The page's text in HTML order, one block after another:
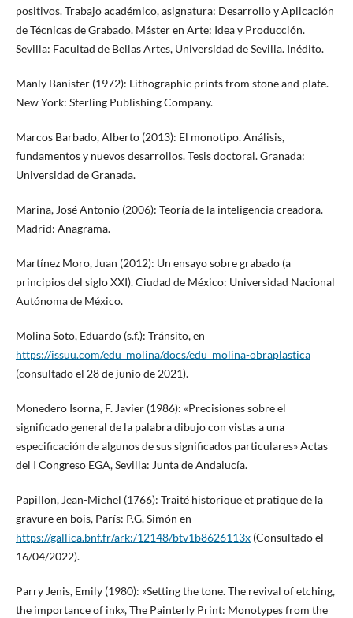
positivos. Trabajo académico, asignatura: Desarrollo y Aplicación
de Técnicas de Grabado. Máster en Arte: Idea y Producción.
Sevilla: Facultad de Bellas Artes, Universidad de Sevilla. Inédito.
Manly Banister (1972): Lithographic prints from stone and plate.
New York: Sterling Publishing Company.
Marcos Barbado, Alberto (2013): El monotipo. Análisis,
fundamentos y nuevos desarrollos. Tesis doctoral. Granada:
Universidad de Granada.
Marina, José Antonio (2006): Teoría de la inteligencia creadora.
Madrid: Anagrama.
Martínez Moro, Juan (2012): Un ensayo sobre grabado (a
principios del siglo XXI). Ciudad de México: Universidad Nacional
Autónoma de México.
Molina Soto, Eduardo (s.f.): Tránsito, en
https://issuu.com/edu_molina/docs/edu_molina-obraplastica
(consultado el 28 de junio de 2021).
Monedero Isorna, F. Javier (1986): «Precisiones sobre el
significado general de la palabra dibujo con vistas a una
especificación de algunos de sus significados particulares» Actas
del I Congreso EGA, Sevilla: Junta de Andalucía.
Papillon, Jean-Michel (1766): Traité historique et pratique de la
gravure en bois, París: P.G. Simón en
https://gallica.bnf.fr/ark:/12148/btv1b8626113x(Consultado el
16/04/2022).
Parry Jenis, Emily (1980): «Setting the tone. The revival of etching,
the importance of ink», The Painterly Print: Monotypes from the